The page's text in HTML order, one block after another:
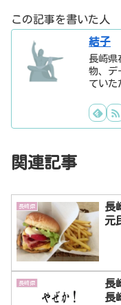
この記事を書いた人
結子
長崎県
物、デ
ていた
関連記事
長崎県
長
元
長崎県
長
長